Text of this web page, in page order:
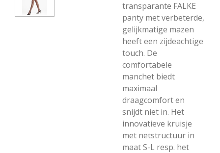
transparante FALKE
panty met verbeterde,
gelijkmatige mazen
heeft een zijdeachtige
touch. De
comfortabele
manchet biedt
maximaal
draagcomfort en
snijdt niet in. Het
innovatieve kruisje
met netstructuur in
maat S-L resp. het